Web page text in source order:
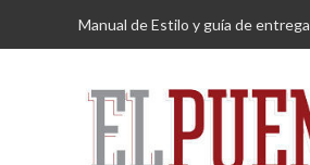
Manual de Estilo y guía de entrega